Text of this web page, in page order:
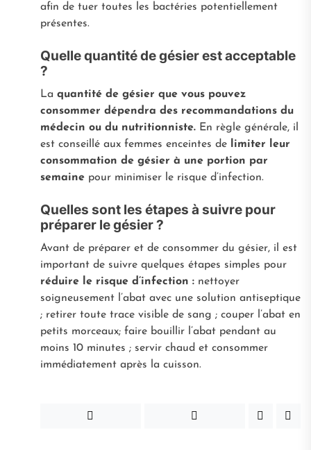
afin de tuer toutes les bactéries potentiellement
présentes.
Quelle quantité de gésier est acceptable
?
La quantité de gésier que vous pouvez
consommer dépendra des recommandations du
médecin ou du nutritionniste.En règle générale, il
est conseillé aux femmes enceintes delimiter leur
consommation de gésier à une portion par
semainepour minimiser le risque d’infection.
Quelles sont les étapes à suivre pour
préparer le gésier ?
Avant de préparer et de consommer du gésier, il est
important de suivre quelques étapes simples pour
réduire le risque d’infection :nettoyer
soigneusement l’abat avec une solution antiseptique
; retirer toute trace visible de sang ; couper l’abat en
petits morceaux; faire bouillir l’abat pendant au
moins 10 minutes ; servir chaud et consommer
immédiatement après la cuisson.